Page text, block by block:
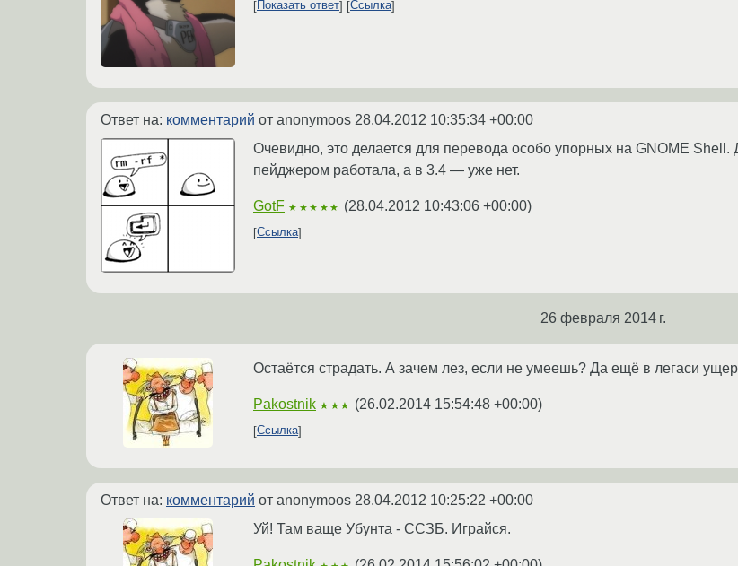
Показать ответ
Ссылка
Ответ на: комментарий от anonymoos 28.04.2012 10:35:34 +00:00
Очевидно, это делается для перевода особо упорных на GNOME Shell.
пейджером работала, а в 3.4 — уже нет.
GotF ★★★★★ (28.04.2012 10:43:06 +00:00)
Ссылка
26 февраля 2014 г.
Остаётся страдать. А зачем лез, если не умеешь? Да ещё в легаси
Pakostnik ★★★ (26.02.2014 15:54:48 +00:00)
Ссылка
Ответ на: комментарий от anonymoos 28.04.2012 10:25:22 +00:00
Уй! Там ваще Убунта - ССЗБ. Играйся.